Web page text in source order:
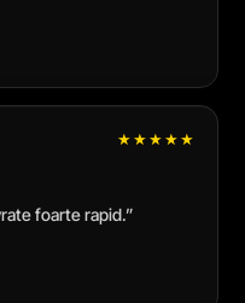
★★★★★
foarte rapid.”